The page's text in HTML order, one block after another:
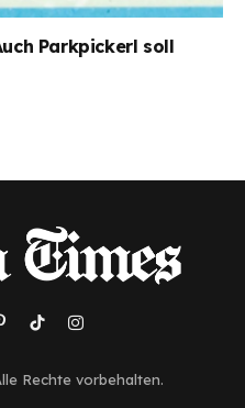
Parkpickerl soll
TikTokInstagram
Rechte vorbehalten.